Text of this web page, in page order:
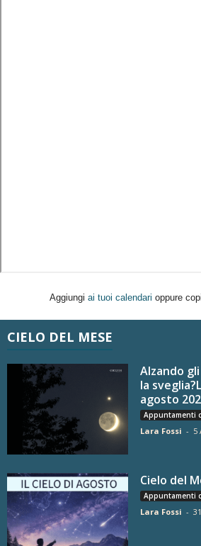
Aggiungi ai tuoi calendari oppure
CIELO DEL MESE
Alzando
la
agosto
Appuntamenti
Lara Fossi - 5
Cielo del
Appuntamenti
Lara Fossi -